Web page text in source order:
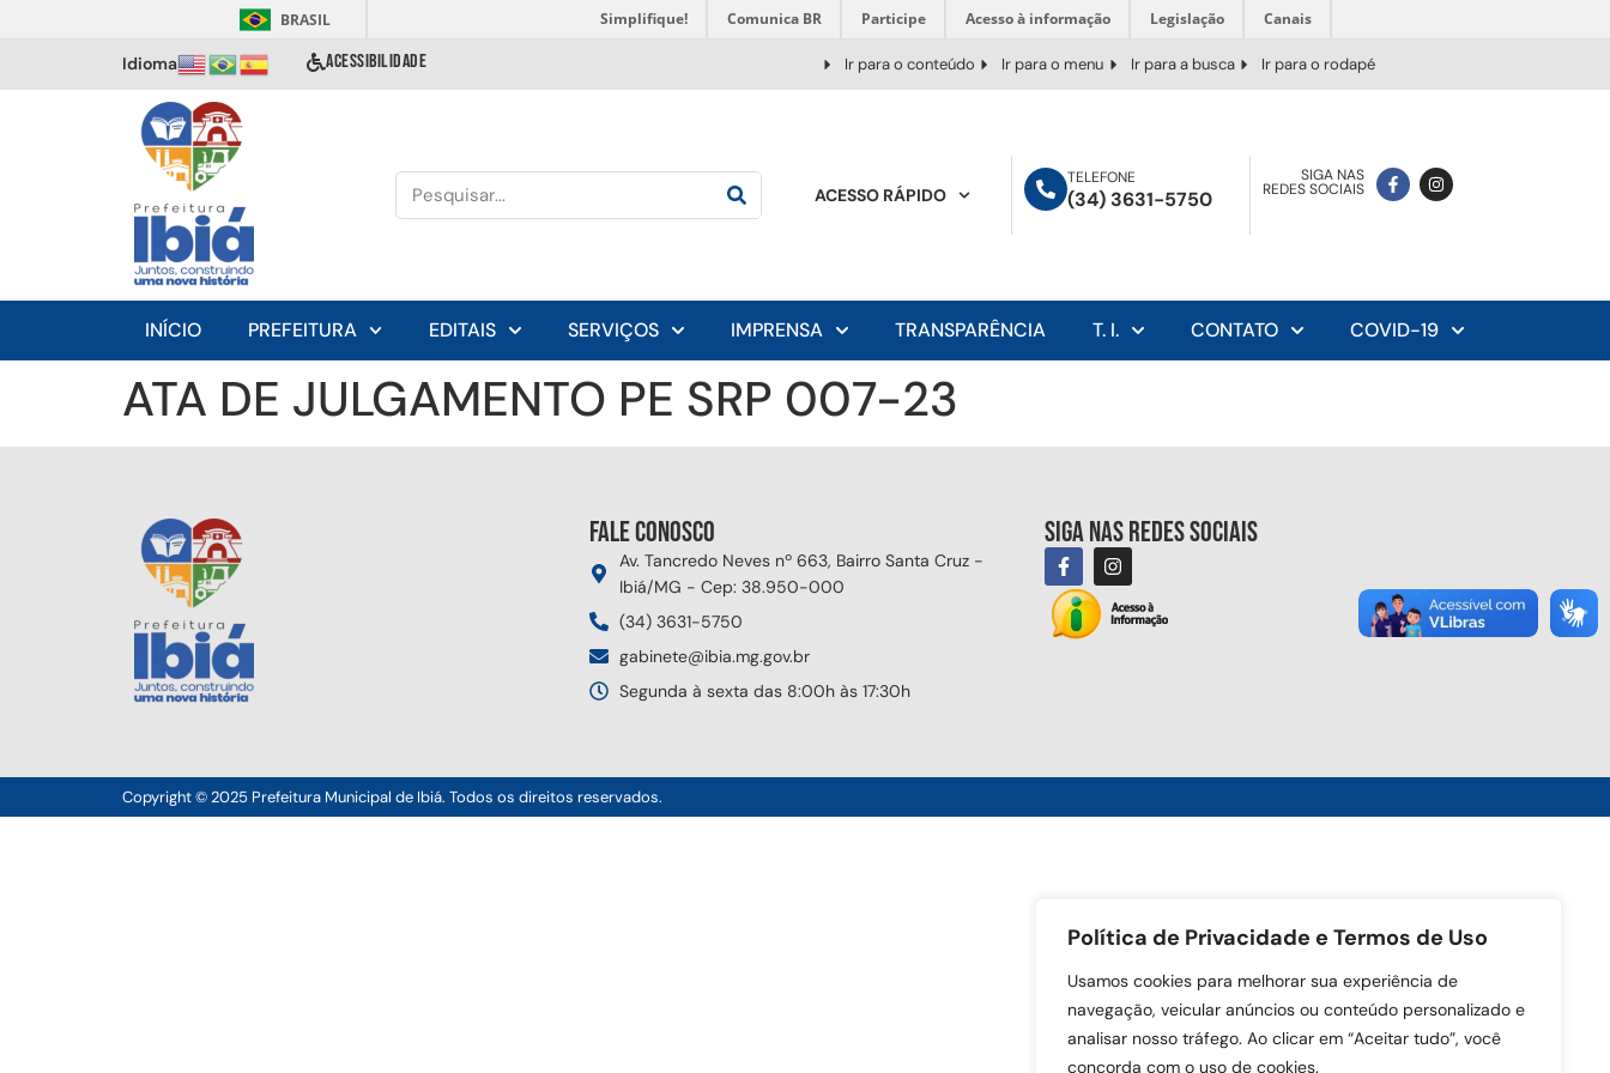
Política de Privacidade e Termos de Uso
Usamos cookies para melhorar sua experiência de
navegação, veicular anúncios ou conteúdo personalizado e
analisar nosso tráfego. Ao clicar em “Aceitar tudo”, você
concorda com o uso de cookies.
BRASIL Simplifique! Comunica BR Participe Acesso à informação Legislação Canais
Idioma ACESSIBILIDADE Ir para o conteúdo Ir para o menu Ir para a busca Ir para o rodapé
ACESSO RÁPIDO
TELEFONE
(34) 3631-5750
SIGA NAS
REDES SOCIAIS
INÍCIO PREFEITURA EDITAIS SERVIÇOS IMPRENSA TRANSPARÊNCIA T. I. CONTATO COVID-19
ATA DE JULGAMENTO PE SRP 007-23
Fale conosco
Av. Tancredo Neves nº 663, Bairro Santa Cruz -
Ibiá/MG - Cep: 38.950-000
(34) 3631-5750
gabinete@ibia.mg.gov.br
Segunda à sexta das 8:00h às 17:30h
Siga nas redes sociais
Copyright © 2025 Prefeitura Municipal de Ibiá. Todos os direitos reservados.